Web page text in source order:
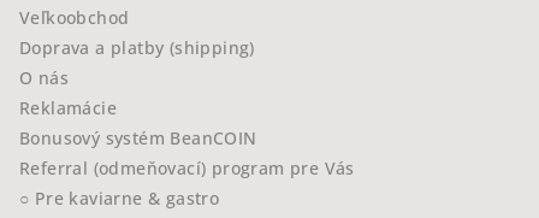
Veľkoobchod
Doprava a platby (shipping)
O nás
Reklamácie
Bonusový systém BeanCOIN
Referral (odmeňovací) program pre Vás
○ Pre kaviarne & gastro